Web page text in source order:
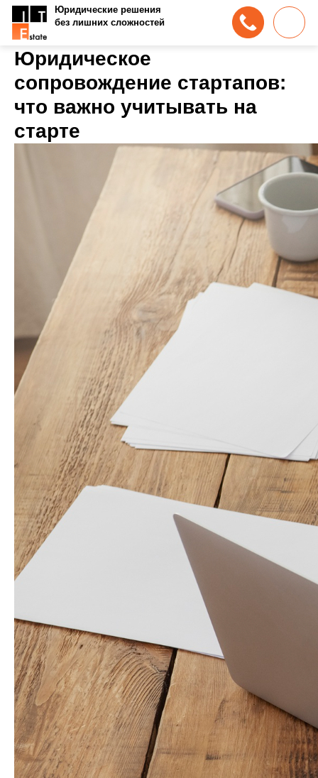
Юридические решения
без лишних сложностей
Юридическое
сопровождение стартапов:
что важно учитывать на
старте